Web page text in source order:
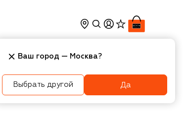
Косметика Интерьер
Ваш город — Москва?
Выбрать другой Да